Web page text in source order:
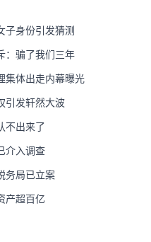
子身份引发猜测
：骗了我们三年
集体出走内幕曝光
引发轩然大波
不出来了
介入调查
务局已立案
产超百亿